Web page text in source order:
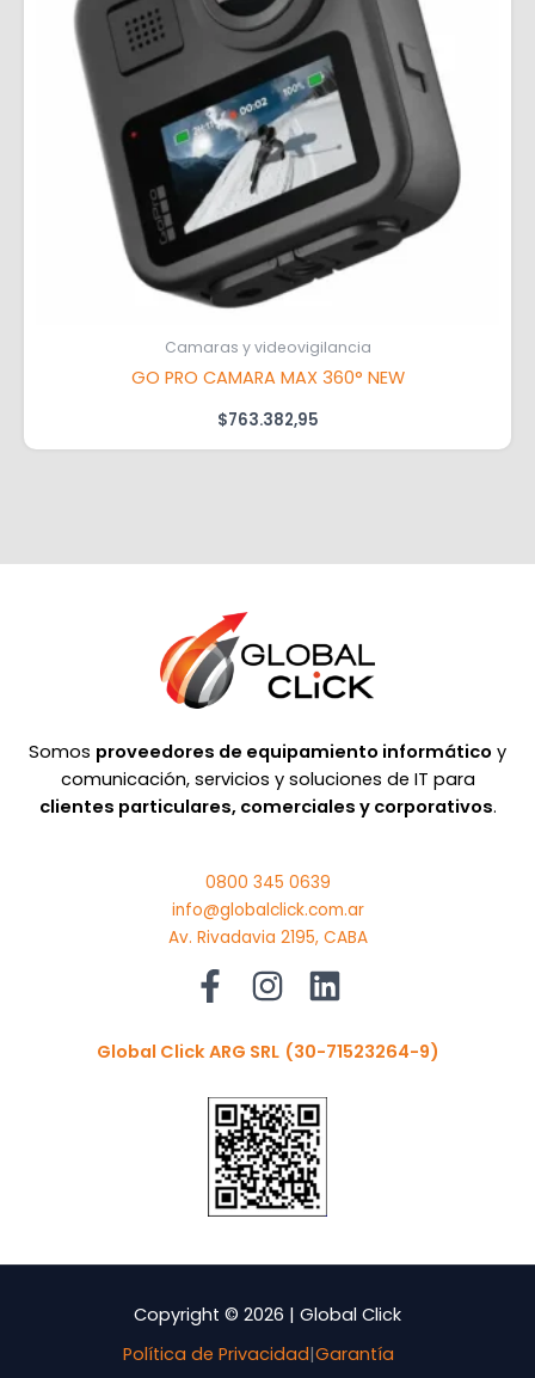
Camaras y videovigilancia
GO PRO CAMARA MAX 360° NEW
$763.382,95
Somos proveedores de equipamiento informático y
comunicación, servicios y soluciones de IT para
clientes particulares, comerciales y corporativos.
0800 345 0639
info@globalclick.com.ar
Av. Rivadavia 2195, CABA
Global Click ARG SRL (30-71523264-9)
Copyright © 2026 | Global Click
Política de Privacidad|Garantía